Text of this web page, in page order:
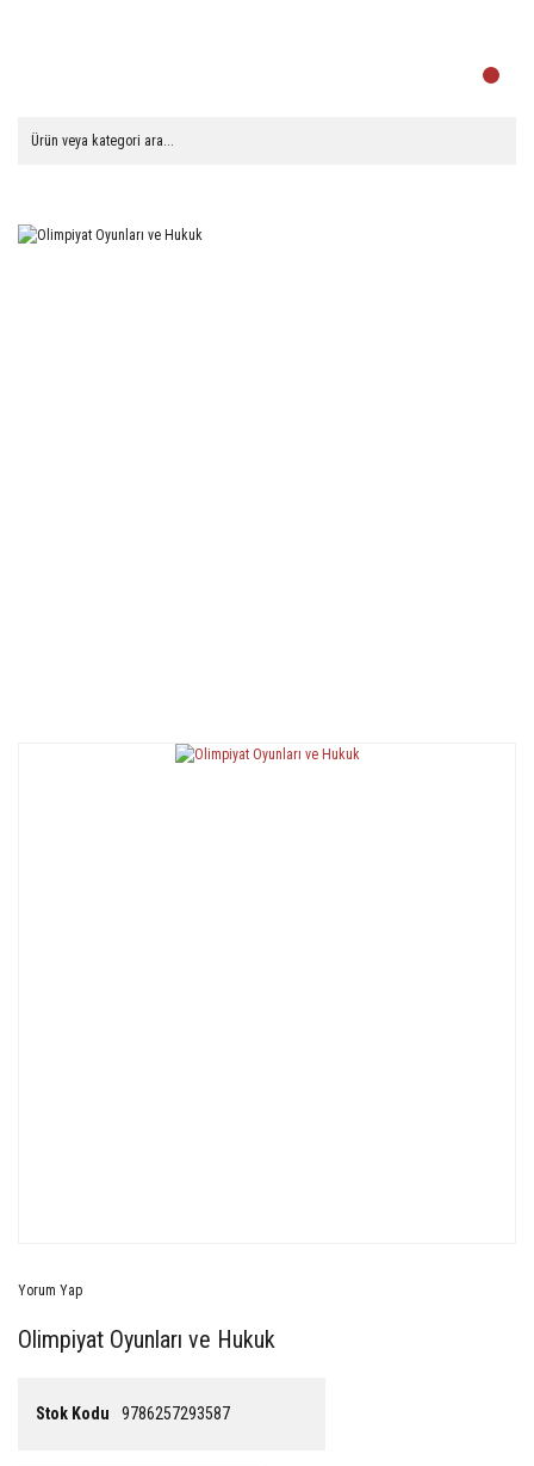
Yorum Yap
Olimpiyat Oyunları ve Hukuk
Stok Kodu 9786257293587